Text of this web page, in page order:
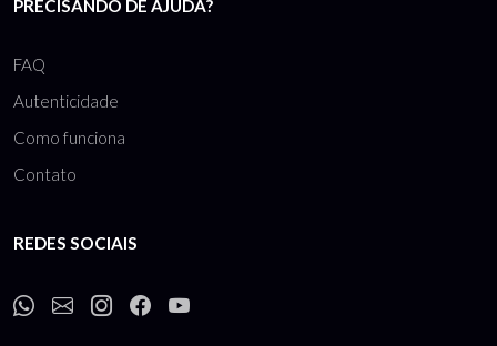
PRECISANDO DE AJUDA?
FAQ
Autenticidade
Como funciona
Contato
REDES SOCIAIS